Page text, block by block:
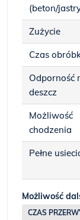
(beton/
Zużycie
Czas
Odporność
deszcz
Możliwość
chodzenia
Pełne
Możliwość
CZAS